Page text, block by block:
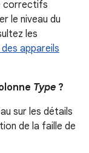
correctifs
le niveau du
les
appareils
Type ?
sur les détails
de la faille de